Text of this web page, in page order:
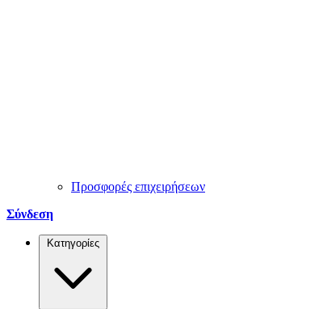
Προσφορές επιχειρήσεων
Σύνδεση
Κατηγορίες